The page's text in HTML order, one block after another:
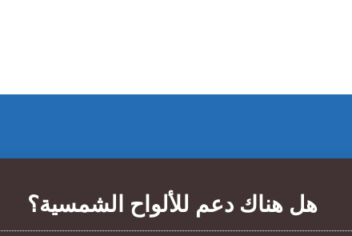
هل هناك دعم للألواح الشمسية؟